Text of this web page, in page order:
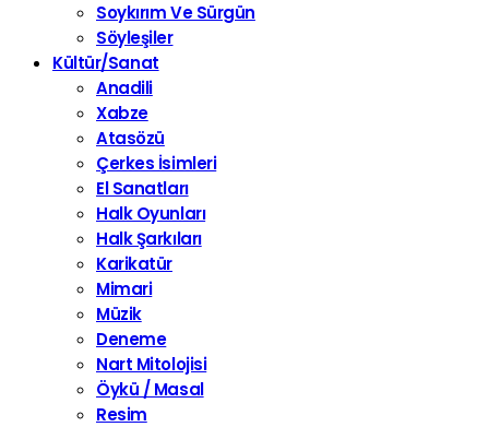
Soykırım Ve Sürgün
Söyleşiler
Kültür/Sanat
Anadili
Xabze
Atasözü
Çerkes İsimleri
El Sanatları
Halk Oyunları
Halk Şarkıları
Karikatür
Mimari
Müzik
Deneme
Nart Mitolojisi
Öykü / Masal
Resim